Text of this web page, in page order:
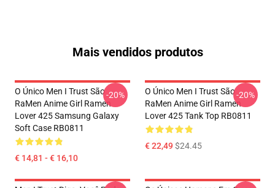
Mais vendidos produtos
O Único Men I Trust São
RaMen Anime Girl Ramen
Lover 425 Samsung Galaxy
Soft Case RB0811
€ 14,81 - € 16,10
-20%
O Único Men I Trust São
RaMen Anime Girl Ramen
Lover 425 Tank Top RB0811
€ 22,49$24.45
-20%